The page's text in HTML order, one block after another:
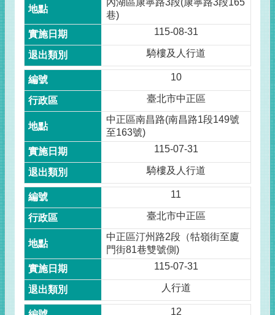
內湖區康寧路3段(康寧路3段165
巷)
115-08-31
騎樓及人行道
10
臺北市中正區
中正區南昌路(南昌路1段149號
至163號)
115-07-31
騎樓及人行道
11
臺北市中正區
中正區汀州路2段（牯嶺街至廈
門街81巷雙號側)
115-07-31
人行道
12